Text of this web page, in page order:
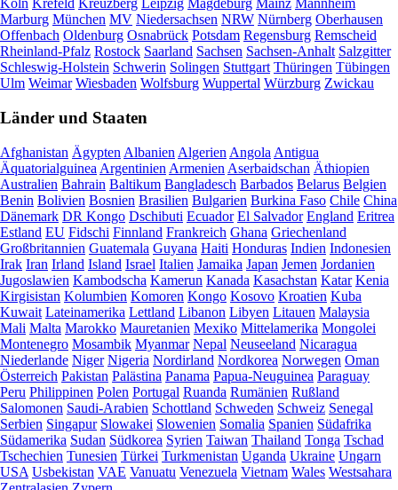
Köln Krefeld Kreuzberg Leipzig Magdeburg Mainz Mannheim
Marburg München MV Niedersachsen NRW Nürnberg Oberhausen
Offenbach Oldenburg Osnabrück Potsdam Regensburg Remscheid
Rheinland-Pfalz Rostock Saarland Sachsen Sachsen-Anhalt Salzgitter
Schleswig-Holstein Schwerin Solingen Stuttgart Thüringen Tübingen
Ulm Weimar Wiesbaden Wolfsburg Wuppertal Würzburg Zwickau
Länder und Staaten
Afghanistan Ägypten Albanien Algerien Angola Antigua
Äquatorialguinea Argentinien Armenien Aserbaidschan Äthiopien
Australien Bahrain Baltikum Bangladesch Barbados Belarus Belgien
Benin Bolivien Bosnien Brasilien Bulgarien Burkina Faso Chile China
Dänemark DR Kongo Dschibuti Ecuador El Salvador England Eritrea
Estland EU Fidschi Finnland Frankreich Ghana Griechenland
Großbritannien Guatemala Guyana Haiti Honduras Indien Indonesien
Irak Iran Irland Island Israel Italien Jamaika Japan Jemen Jordanien
Jugoslawien Kambodscha Kamerun Kanada Kasachstan Katar Kenia
Kirgisistan Kolumbien Komoren Kongo Kosovo Kroatien Kuba
Kuwait Lateinamerika Lettland Libanon Libyen Litauen Malaysia
Mali Malta Marokko Mauretanien Mexiko Mittelamerika Mongolei
Montenegro Mosambik Myanmar Nepal Neuseeland Nicaragua
Niederlande Niger Nigeria Nordirland Nordkorea Norwegen Oman
Österreich Pakistan Palästina Panama Papua-Neuguinea Paraguay
Peru Philippinen Polen Portugal Ruanda Rumänien Rußland
Salomonen Saudi-Arabien Schottland Schweden Schweiz Senegal
Serbien Singapur Slowakei Slowenien Somalia Spanien Südafrika
Südamerika Sudan Südkorea Syrien Taiwan Thailand Tonga Tschad
Tschechien Tunesien Türkei Turkmenistan Uganda Ukraine Ungarn
USA Usbekistan VAE Vanuatu Venezuela Vietnam Wales Westsahara